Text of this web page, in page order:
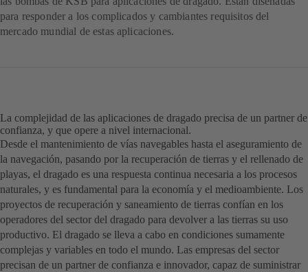
para responder a los complicados y cambiantes requisitos del
mercado mundial de estas aplicaciones.
La complejidad de las aplicaciones de dragado precisa de un partner de
confianza, y que opere a nivel internacional.
Desde el mantenimiento de vías navegables hasta el aseguramiento de
la navegación, pasando por la recuperación de tierras y el rellenado de
playas, el dragado es una respuesta continua necesaria a los procesos
naturales, y es fundamental para la economía y el medioambiente. Los
proyectos de recuperación y saneamiento de tierras confían en los
operadores del sector del dragado para devolver a las tierras su uso
productivo. El dragado se lleva a cabo en condiciones sumamente
complejas y variables en todo el mundo. Las empresas del sector
precisan de un partner de confianza e innovador, capaz de suministrar